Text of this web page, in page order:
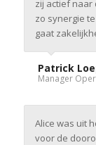
zij actief naar
zo synergie
gaat
Patrick
Manager
Alice was uit
voor de